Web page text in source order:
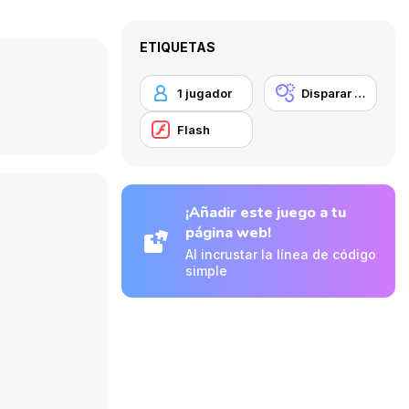
ETIQUETAS
1 jugador Disparar burbujas
Flash
¡Añadir este juego a tu
página web!
Al incrustar la línea de código
simple